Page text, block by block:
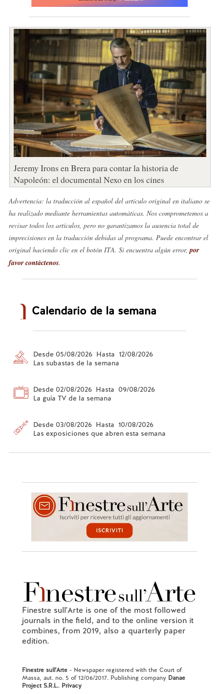
Jeremy Irons en Brera para contar la historia de
Napoleón: el documental Nexo en los cines
Advertencia: la traducción al español del artículo original en italiano se
ha realizado mediante herramientas automáticas. Nos comprometemos a
revisar todos los artículos, pero no garantizamos la ausencia total de
imprecisiones en la traducción debidas al programa. Puede encontrar el
original haciendo clic en el botón ITA. Si encuentra algún error, por
favor contáctenos.
Calendario de la semana
Desde 05/08/2026 Hasta 12/08/2026
Las subastas de la semana
Desde 02/08/2026 Hasta 09/08/2026
La guía TV de la semana
Desde 03/08/2026 Hasta 10/08/2026
Las exposiciones que abren esta semana
Finestre sull'Arte is one of the most followed
journals in the field, and to the online version it
combines, from 2019, also a quarterly paper
edition.
Finestre sull'Arte- Newspaper registered with the Court of
Massa, aut. no. 5 of 12/06/2017. Publishing company Danae
Project S.R.L.. Privacy